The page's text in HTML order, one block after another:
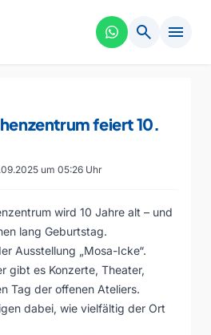
search menu
feiert 10.
um 05:26 Uhr
wird 10 Jahre alt – und
lang Geburtstag.
Ausstellung „Mosa-Icke“.
gibt es Konzerte, Theater,
Tag der offenen Ateliers.
dabei, wie vielfältig der Ort